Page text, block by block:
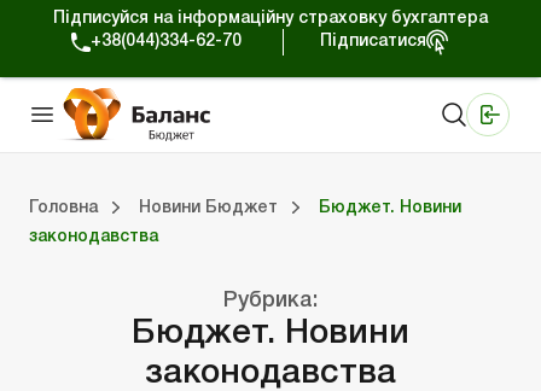
Підписуйся на інформаційну страховку бухгалтера
+38(044)334-62-70
Підписатися
Головна Новини Бюджет
Бюджет. Новини
законодавства
Рубрика:
Бюджет. Новини
законодавства